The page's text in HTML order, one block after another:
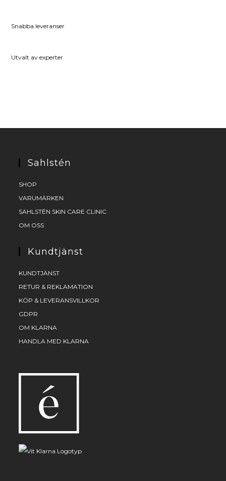
Snabba leveranser
Utvalt av experter
Sahlstén
SHOP
VARUMÄRKEN
SAHLSTÉN SKIN CARE CLINIC
OM OSS
Kundtjänst
KUNDTJÄNST
RETUR & REKLAMATION
KÖP & LEVERANSVILLKOR
GDPR
OM KLARNA
HANDLA MED KLARNA